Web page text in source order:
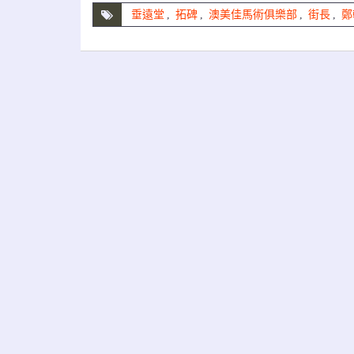
垂遠堂 , 拓碑 , 澳美佳馬術俱樂部 , 街長 ,